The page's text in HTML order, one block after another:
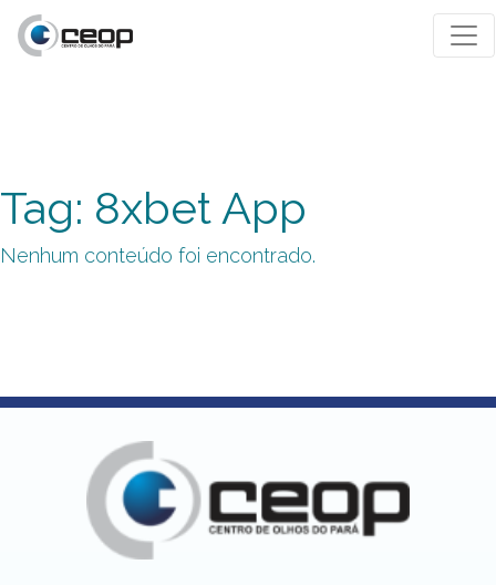
Tag: 8xbet App
Nenhum conteúdo foi encontrado.